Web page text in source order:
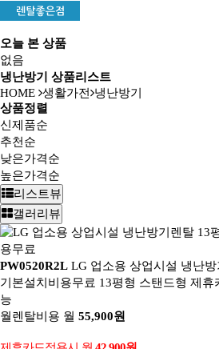
오늘 본 상품
없음
냉난방기 상품리스트
HOME 생활가전 냉난방기
상품정렬
신제품순
추천순
낮은가격순
높은가격순
리스트뷰
갤러리뷰
PW0520R2L LG 업소용 상업시설 냉난
기본설치비용무료 13평형 스탠드형 제
능
월렌탈비용 월 55,900원